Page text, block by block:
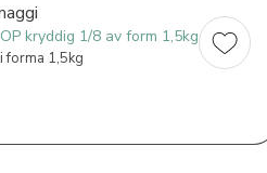
kryddig 1/8 av form 1,5kg
1,5kg